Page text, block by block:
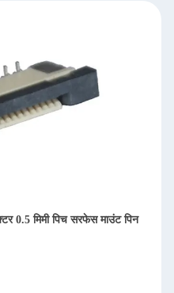
0.5 मिमी पिच सरफेस माउंट पिन